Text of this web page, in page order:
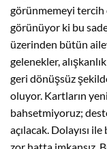
görünmemeyi tercih
görünüyor ki bu
üzerinden bütün
gelenekler,
geri dönüşsüz
oluyor. Kartların
bahsetmiyoruz;
açılacak. Dolayısı
zor hatta imkansız.